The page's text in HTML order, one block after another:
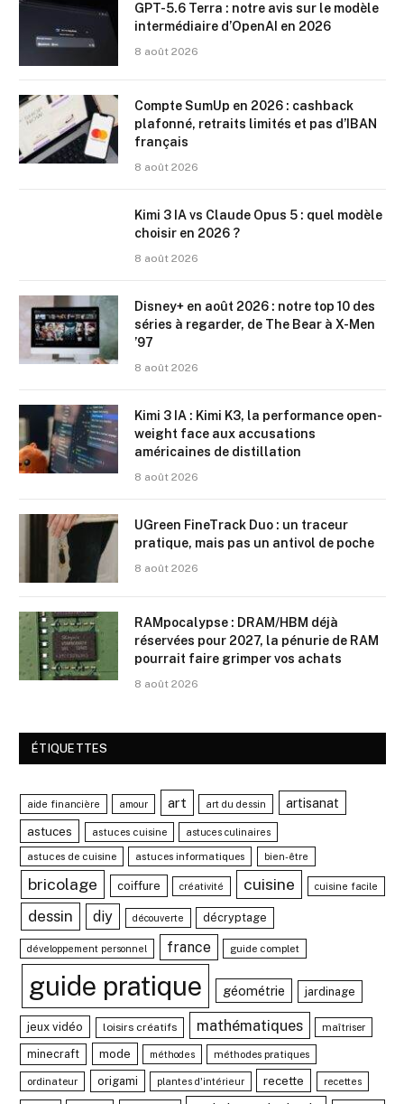
GPT-5.6 Terra : notre avis sur le modèle
intermédiaire d’OpenAI en 2026
8 août 2026
Compte SumUp en 2026 : cashback
plafonné, retraits limités et pas d’IBAN
français
8 août 2026
Kimi 3 IA vs Claude Opus 5 : quel modèle
choisir en 2026 ?
8 août 2026
Disney+ en août 2026 : notre top 10 des
séries à regarder, de The Bear à X-Men
’97
8 août 2026
Kimi 3 IA : Kimi K3, la performance open-
weight face aux accusations
américaines de distillation
8 août 2026
UGreen FineTrack Duo : un traceur
pratique, mais pas un antivol de poche
8 août 2026
RAMpocalypse : DRAM/HBM déjà
réservées pour 2027, la pénurie de RAM
pourrait faire grimper vos achats
8 août 2026
ÉTIQUETTES
aide financière amour art art du dessin artisanat
astuces astuces cuisine astuces culinaires
astuces de cuisine astuces informatiques bien-être
bricolage coiffure créativité cuisine cuisine facile
dessin diy découverte décryptage
développement personnel france guide complet
guide pratique géométrie jardinage
jeux vidéo loisirs créatifs mathématiques maîtriser
minecraft mode méthodes méthodes pratiques
ordinateur origami plantes d'intérieur recette recettes